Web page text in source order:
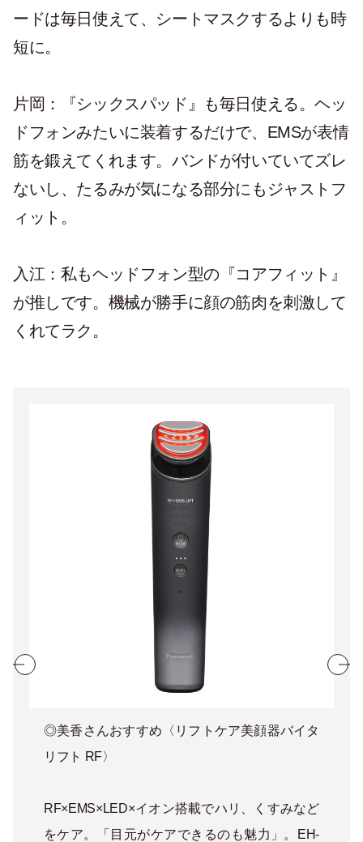
ードは毎日使えて、シートマスクするよりも時
短に。
片岡：『シックスパッド』も毎日使える。ヘッ
ドフォンみたいに装着するだけで、EMSが表情
筋を鍛えてくれます。バンドが付いていてズレ
ないし、たるみが気になる部分にもジャストフ
ィット。
入江：私もヘッドフォン型の『コアフィット』
が推しです。機械が勝手に顔の筋肉を刺激して
くれてラク。
◎美香さんおすすめ〈リフトケア美顔器バイタ
リフト RF〉
RF×EMS×LED×イオン搭載でハリ、くすみなど
をケア。「目元がケアできるのも魅力」。EH-